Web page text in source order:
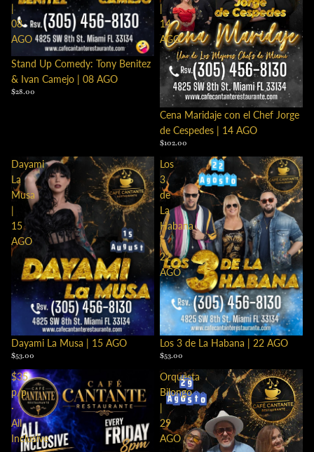
|
08
AGO
Stand Up Comedy: Tony Benitez
& Ivan Camejo | 08 AGO
$28.00
|
14
AGO
Cena Maridaje con el Chef Jorge
de Cespedes | 14 AGO
$102.00
Dayami
La
Musa
15
AGO
Dayami La Musa | 15 AGO
$53.00
Los
3
de
La
Habana
|
22
AGO
Los 3 de La Habana | 22 AGO
$53.00
$35
p/p
·
All
Inclusive
Orquesta
Bilongo
29
AGO